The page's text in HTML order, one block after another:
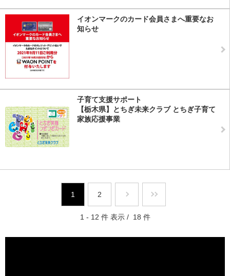
イオンマークのカード会員さまへ重要なお
知らせ
子育て支援サポート
【栃木県】とちぎ未来クラブ とちぎ子育て
家族応援事業
1 2
1 - 12 件 表示 / 18 件